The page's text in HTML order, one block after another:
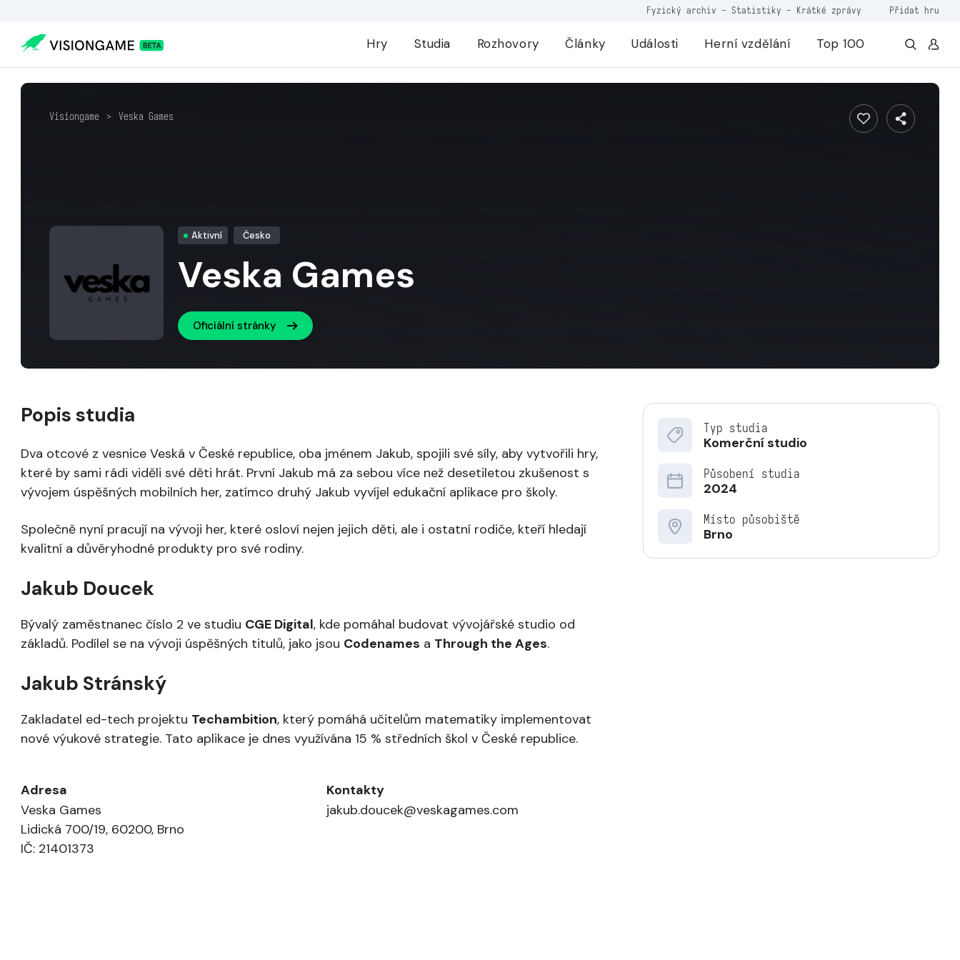
Fyzický archiv - Statistiky - Krátké zprávy Přidat hru
Hry Studia Rozhovory Články Události Herní vzdělání Top 100
Visiongame > Veska Games
Aktivní Česko
Veska Games
Oficiální stránky
Typ studia
Komerční studio
Působení studia
2024
Místo působiště
Brno
Popis studia
Dva otcové z vesnice Veská v České republice, oba jménem Jakub, spojili své síly, aby vytvořili hry,
které by sami rádi viděli své děti hrát. První Jakub má za sebou více než desetiletou zkušenost s
vývojem úspěšných mobilních her, zatímco druhý Jakub vyvíjel edukační aplikace pro školy.
Společně nyní pracují na vývoji her, které osloví nejen jejich děti, ale i ostatní rodiče, kteří hledají
kvalitní a důvěryhodné produkty pro své rodiny.
Jakub Doucek
Bývalý zaměstnanec číslo 2 ve studiu CGE Digital, kde pomáhal budovat vývojářské studio od
základů. Podílel se na vývoji úspěšných titulů, jako jsou Codenames a Through the Ages.
Jakub Stránský
Zakladatel ed-tech projektu Techambition, který pomáhá učitelům matematiky implementovat
nové výukové strategie. Tato aplikace je dnes využívána 15 % středních škol v České republice.
Adresa
Veska Games
Lidická 700/19, 60200, Brno
IČ: 21401373
Kontakty
jakub.doucek@veskagames.com